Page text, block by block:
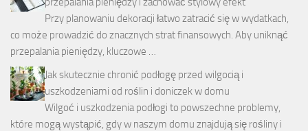
Przy planowaniu dekoracji łatwo zatracić się w wydatkach,
co może prowadzić do znacznych strat finansowych. Aby uniknąć
przepalania pieniędzy, kluczowe …
Jak skutecznie chronić podłogę przed wilgocią i
uszkodzeniami od roślin i doniczek w domu
Wilgoć i uszkodzenia podłogi to powszechne problemy,
które mogą wystąpić, gdy w naszym domu znajdują się rośliny i